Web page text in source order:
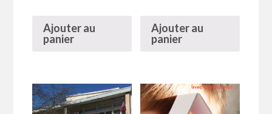
Ajouter au
panier
Ajouter au
panier